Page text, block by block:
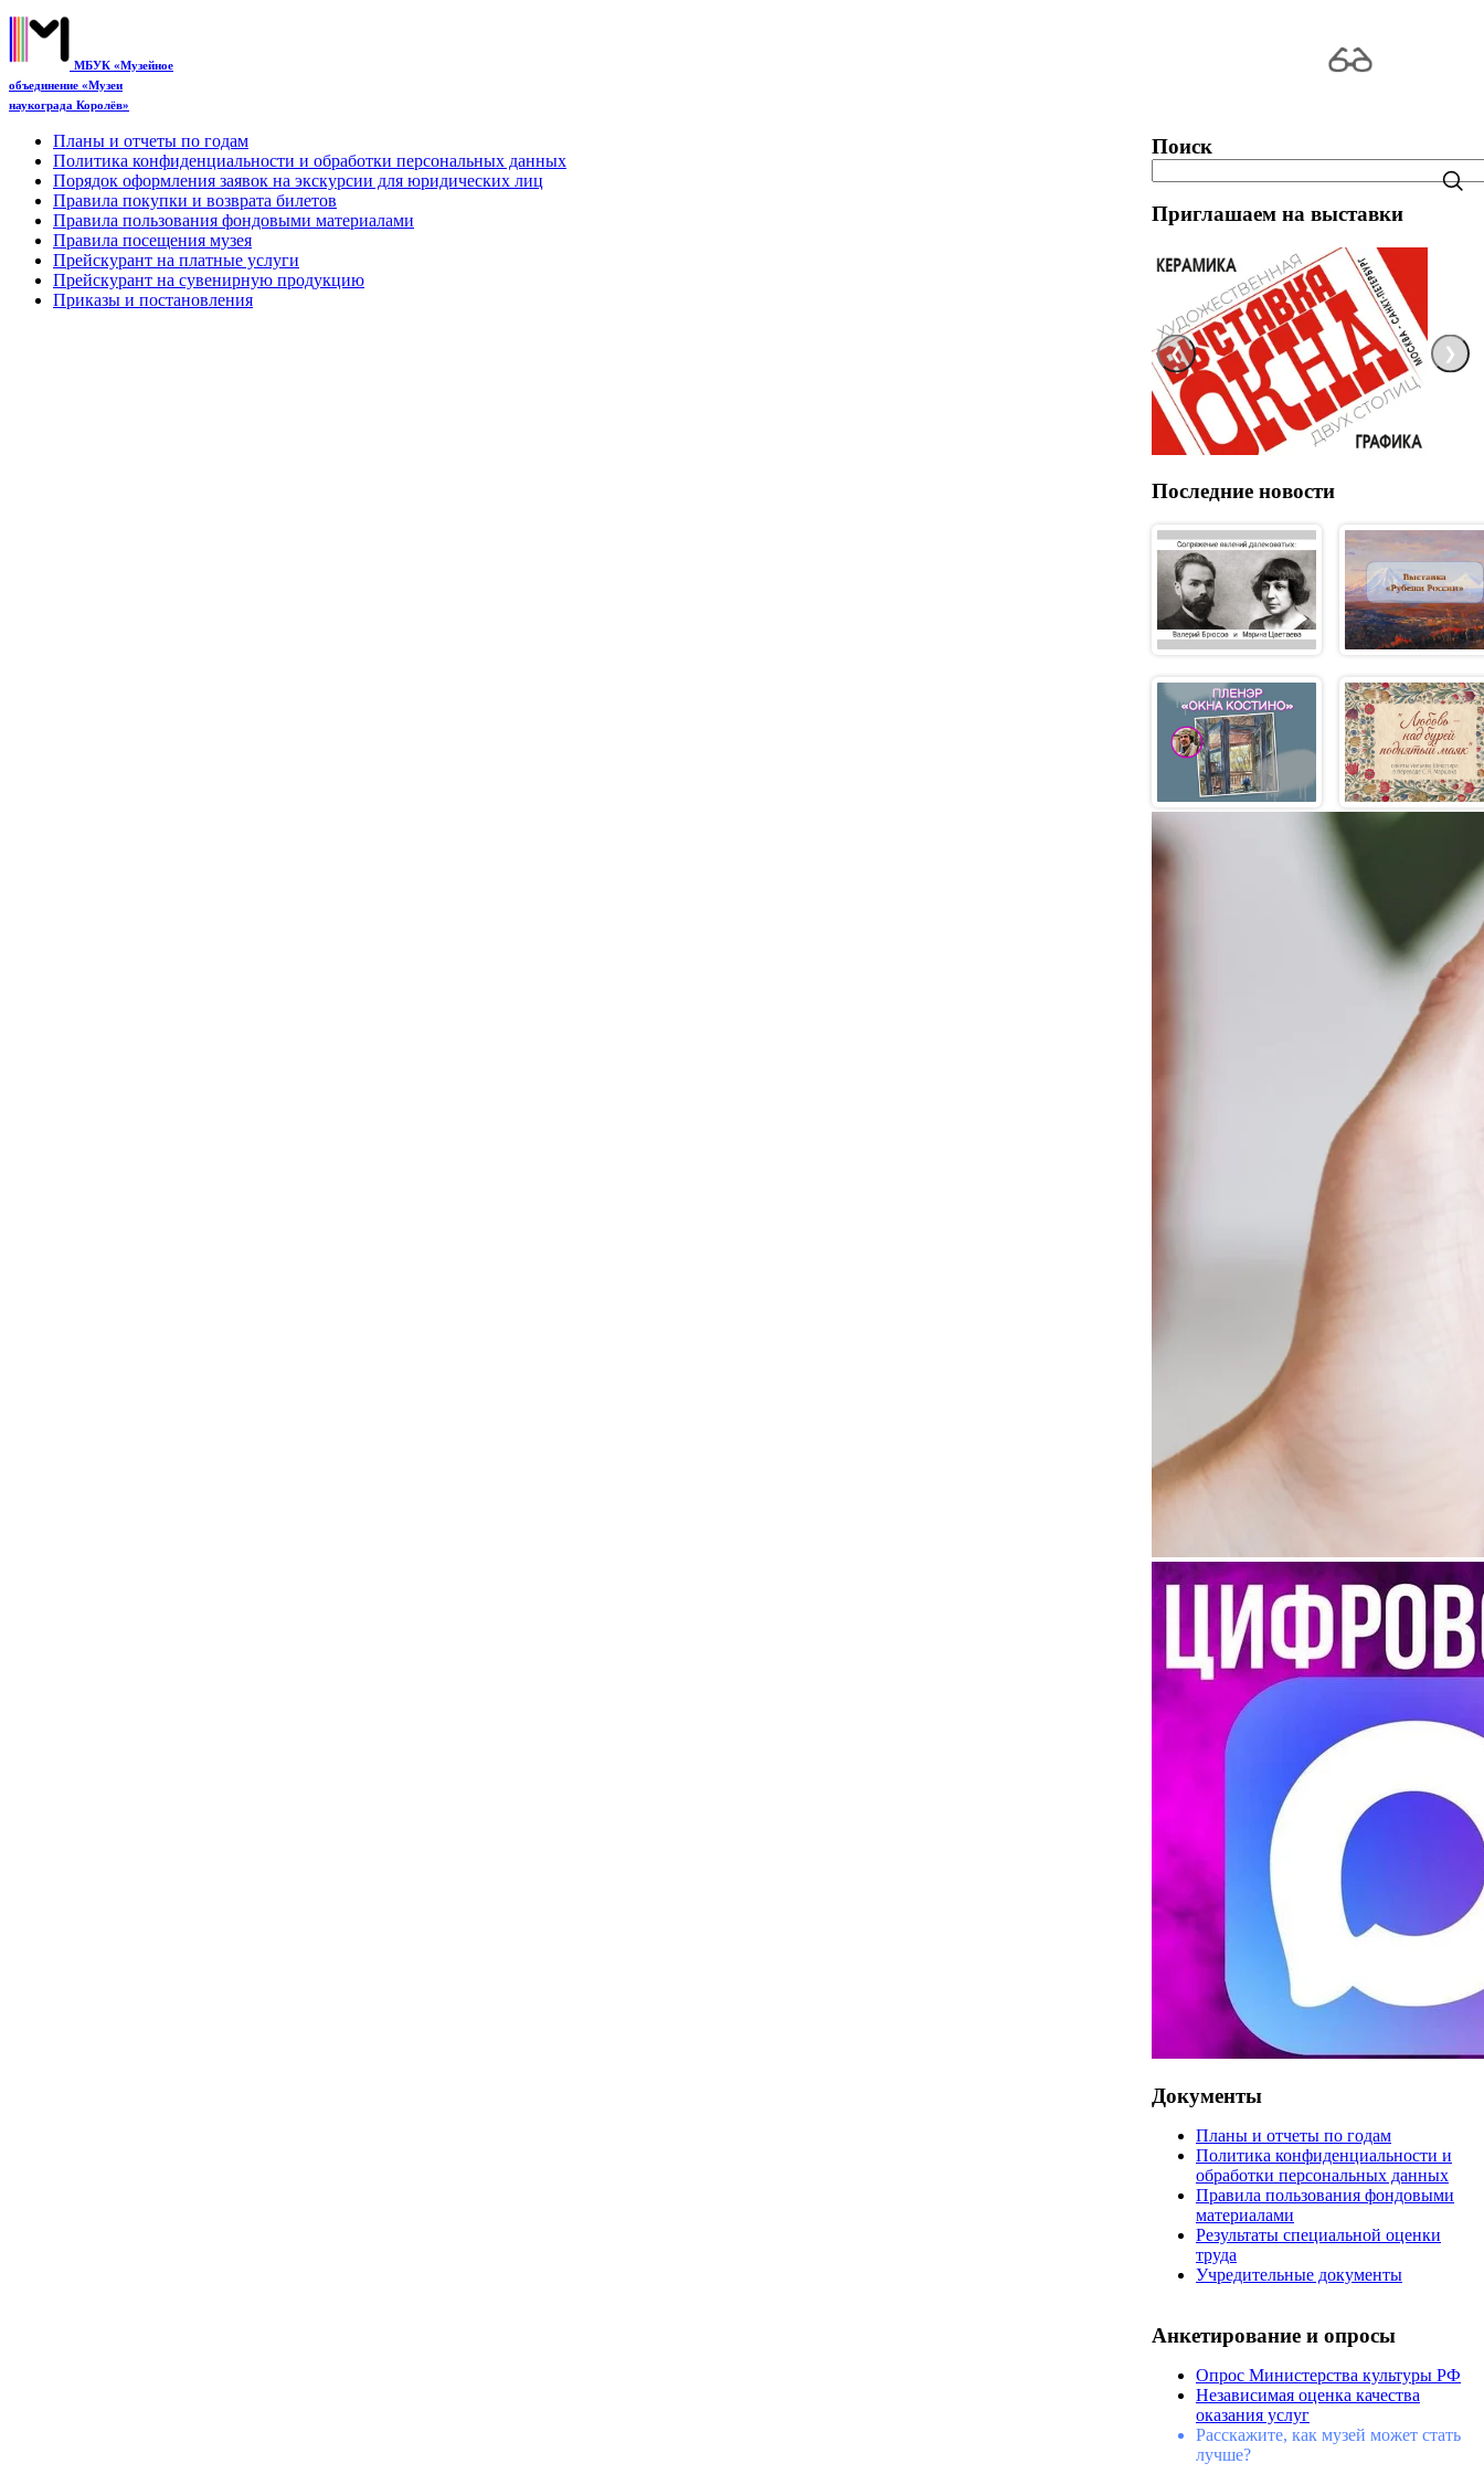
МБУК «Музейное
объединение «Музеи
наукограда Королёв»
Планы и отчеты по годам
Политика конфиденциальности и обработки персональных данных
Порядок оформления заявок на экскурсии для юридических лиц
Правила покупки и возврата билетов
Правила пользования фондовыми материалами
Правила посещения музея
Прейскурант на платные услуги
Прейскурант на сувенирную продукцию
Приказы и постановления
Поиск
Приглашаем на выставки
❮ ❯
Последние новости
Документы
Планы и отчеты по годам
Политика конфиденциальности и
обработки персональных данных
Правила пользования фондовыми
материалами
Результаты специальной оценки
труда
Учредительные документы
Анкетирование и опросы
Опрос Министерства культуры РФ
Независимая оценка качества
оказания услуг
Расскажите, как музей может стать
лучше?